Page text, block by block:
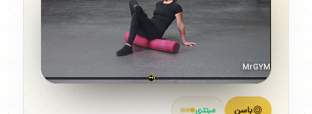
باسن مبتدی
MrGYM